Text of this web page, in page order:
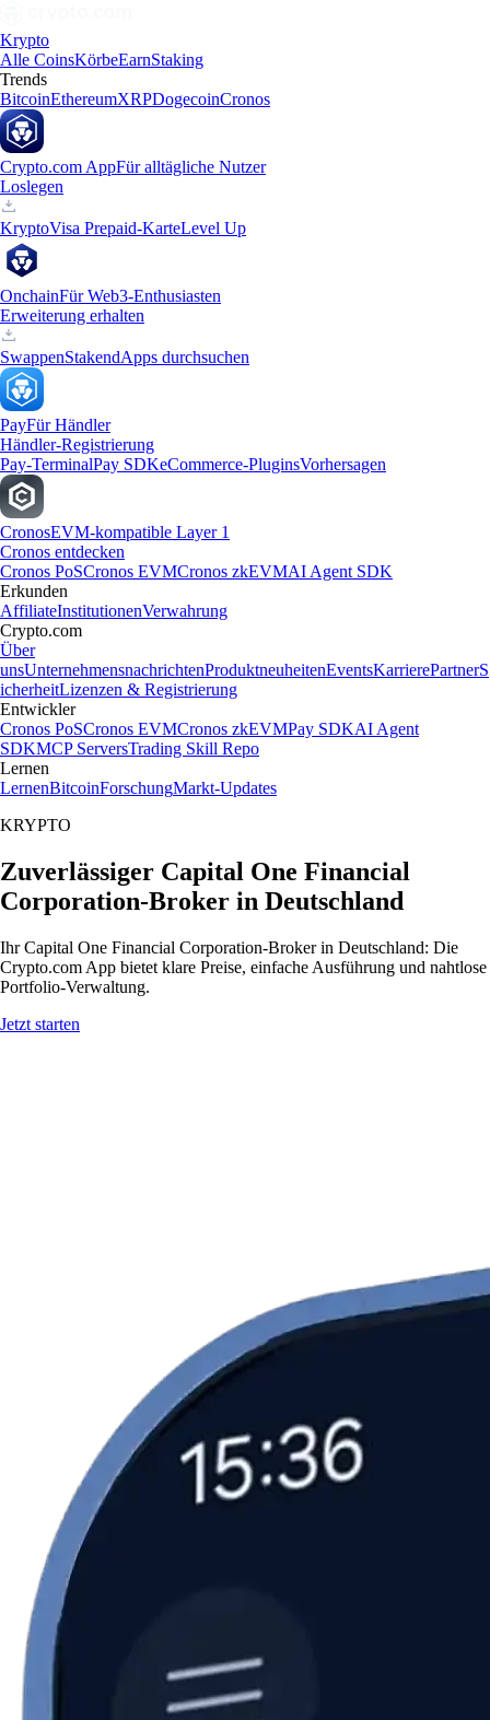
Krypto
Alle CoinsKörbeEarnStaking
Trends
BitcoinEthereumXRPDogecoinCronos
Crypto.com AppFür alltägliche Nutzer
Loslegen
KryptoVisa Prepaid-KarteLevel Up
OnchainFür Web3-Enthusiasten
Erweiterung erhalten
SwappenStakendApps durchsuchen
PayFür Händler
Händler-Registrierung
Pay-TerminalPay SDKeCommerce-PluginsVorhersagen
CronosEVM-kompatible Layer 1
Cronos entdecken
Cronos PoSCronos EVMCronos zkEVMAI Agent SDK
Erkunden
AffiliateInstitutionenVerwahrung
Crypto.com
Über
unsUnternehmensnachrichtenProduktneuheitenEventsKarrierePartnerS
icherheitLizenzen & Registrierung
Entwickler
Cronos PoSCronos EVMCronos zkEVMPay SDKAI Agent
SDKMCP ServersTrading Skill Repo
Lernen
LernenBitcoinForschungMarkt-Updates
KRYPTO
Zuverlässiger Capital One Financial
Corporation-Broker in Deutschland
Ihr Capital One Financial Corporation-Broker in Deutschland: Die
Crypto.com App bietet klare Preise, einfache Ausführung und nahtlose
Portfolio-Verwaltung.
Jetzt starten